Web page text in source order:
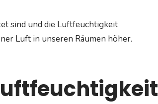
sind und die Luftfeuchtigkeit
Luft in unseren Räumen höher.